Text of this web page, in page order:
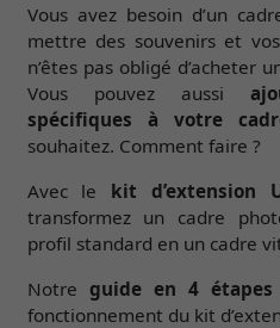
Vous avez besoin d’un
mettre des souvenirs et
n’êtes pas obligé d’acheter
Vous pouvez aussi
spécifiques à votre
souhaitez. Comment faire ?
Avec le kit d’extension
transformez un cadre
profil standard en un cadre
Notre guide en 4 étapes
fonctionnement du kit